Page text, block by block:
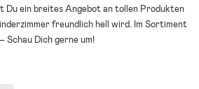
Du ein breites Angebot an tollen Produkten
freundlich hell wird. Im Sortiment
Dich gerne um!